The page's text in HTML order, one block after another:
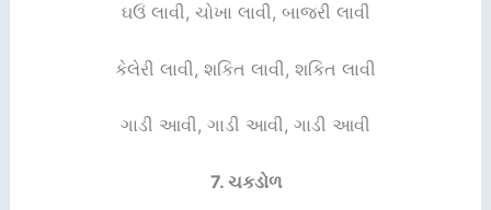
ઘઉં લાવી, ચોખા લાવી, બાજરી લાવી
કેલેરી લાવી, શકિત લાવી, શકિત લાવી
ગાડી આવી, ગાડી આવી, ગાડી આવી
7. ચકડોળ